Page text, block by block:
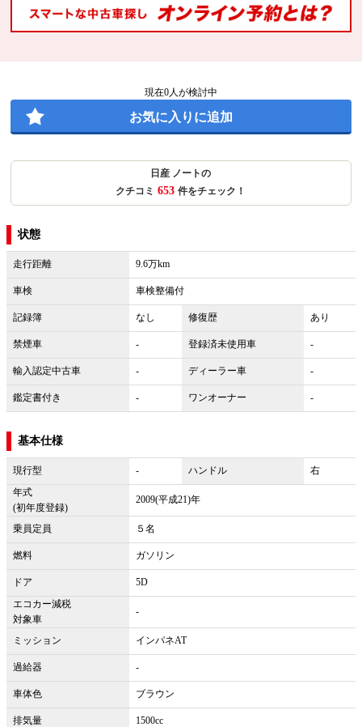
現在0人が検討中
お気に入りに追加
日産 ノートの
クチコミ 653 件をチェック！
状態
走行距離 9.6万km
車検 車検整備付
記録簿 なし 修復歴 あり
禁煙車 - 登録済未使用車 -
輸入認定中古車 - ディーラー車 -
鑑定書付き - ワンオーナー -
基本仕様
現行型 - ハンドル
右
年式
(初年度登録)
2009(平成21)年
乗員定員 ５名
燃料 ガソリン
ドア
5D
エコカー減税
対象車
-
ミッション インパネAT
過給器 -
車体色 ブラウン
排気量 1500cc